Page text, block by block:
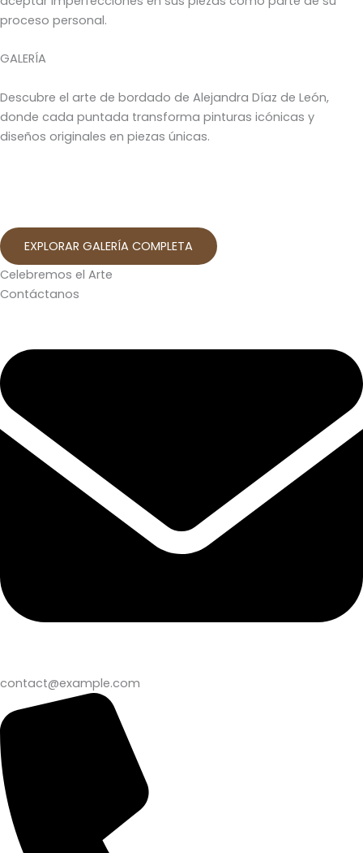
proceso personal.
GALERÍA
Descubre el arte de bordado de Alejandra Díaz de León,
donde cada puntada transforma pinturas icónicas y
diseños originales en piezas únicas.
EXPLORAR GALERÍA COMPLETA
Celebremos el Arte
Contáctanos
contact@example.com